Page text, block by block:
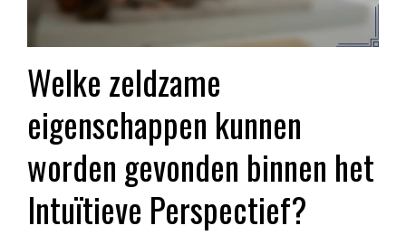
Welke zeldzame
eigenschappen kunnen
worden gevonden binnen het
Intuïtieve Perspectief?